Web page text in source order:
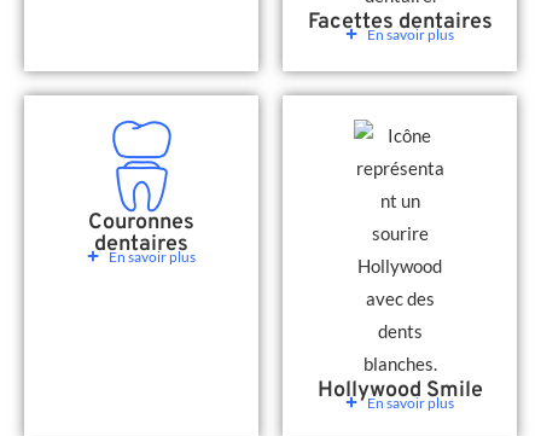
Facettes dentaires
En savoir plus
Couronnes
dentaires
En savoir plus
Hollywood Smile
En savoir plus